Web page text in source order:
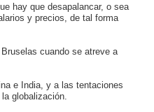
hay que desapalancar, o sea
y precios, de tal forma
cuando se atreve a
e India, y a las tentaciones
globalización.